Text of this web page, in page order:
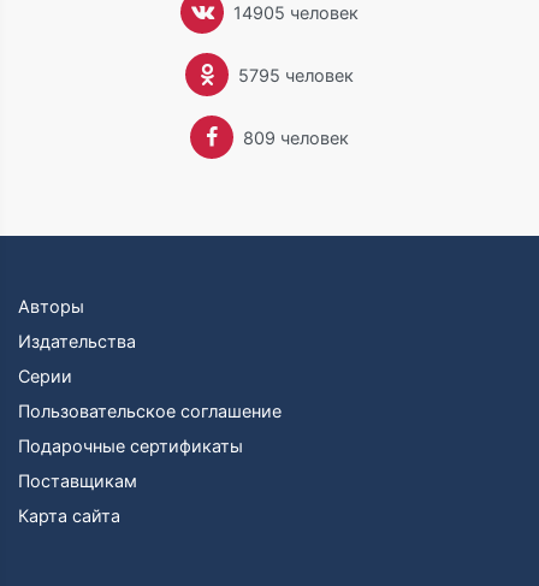
14905 человек
5795 человек
809 человек
Авторы
Издательства
Серии
Пользовательское соглашение
Подарочные сертификаты
Поставщикам
Карта сайта